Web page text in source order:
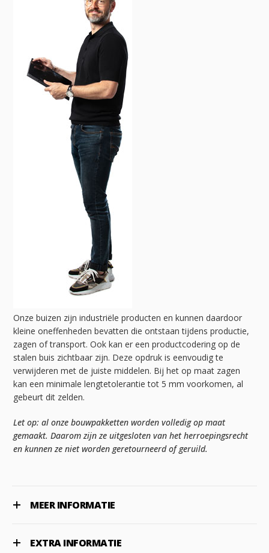
Onze buizen zijn industriële producten en kunnen daardoor
kleine oneffenheden bevatten die ontstaan tijdens productie,
zagen of transport. Ook kan er een productcodering op de
stalen buis zichtbaar zijn. Deze opdruk is eenvoudig te
verwijderen met de juiste middelen. Bij het op maat zagen
kan een minimale lengtetolerantie tot 5 mm voorkomen, al
gebeurt dit zelden.
Let op: al onze bouwpakketten worden volledig op maat
gemaakt. Daarom zijn ze uitgesloten van het herroepingsrecht
en kunnen ze niet worden geretourneerd of geruild.
MEER INFORMATIE
EXTRA INFORMATIE